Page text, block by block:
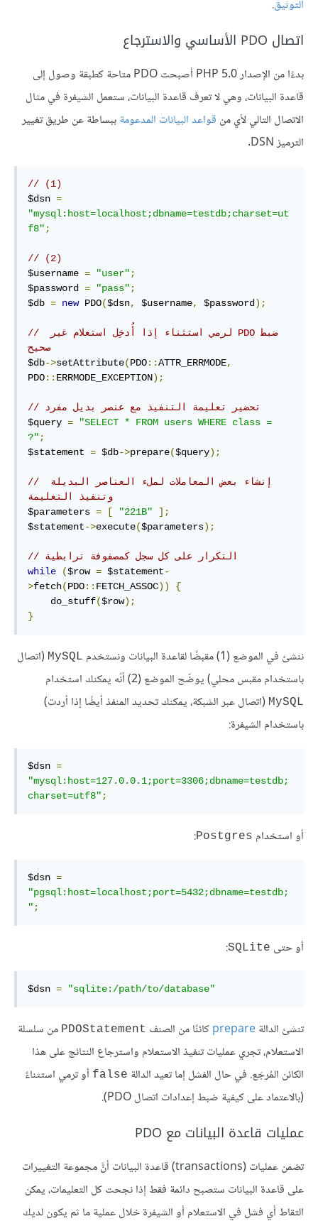
التوثيق.
اتصال PDO الأساسي والاسترجاع
بدءًا من الإصدار PHP 5.0 أصبحت PDO متاحة كطبقة وصول إلى
قاعدة البيانات، وهي لا تعرف قاعدة البيانات، ستعمل الشيفرة في مثال
الاتصال التالي لأي من قواعد البيانات المدعومةببساطة عن طريق تغيير
الترميز DSN.
// (1)
$dsn =
"mysql:host=localhost;dbname=testdb;charset=ut
f8";
// (2)
$username = "user";
$password = "pass";
$db = new PDO($dsn, $username, $password);
// ‫ضبط PDO لرمي استثناء إذا أُدخِل استعلام غير
صحيح
$db->setAttribute(PDO::ATTR_ERRMODE,
PDO:: ERRMODE_EXCEPTION);
// تحضير تعليمة التنفيذ مع عنصر بديل مفرد
$query =
"SELECT * FROM users WHERE class =
?";
$statement = $db->prepare($query);
// إنشاء بعض المعاملات لملء العناصر البديلة
وتنفيذ التعليمة
$parameters = [ "221B"
];
$statement->execute($parameters);
// التكرار على كل سجل كمصفوفة ترابطية
while
($row = $statement-
>fetch(PDO:: FETCH_ASSOC))
{
    do_stuff
($row);
}
ننشئ في الموضع (1) مقبضًا لقاعدة البيانات ونستخدم MySQL (اتصال
باستخدام مقبس محلي) يوضّح الموضع (2) أنّه يمكنك استخدام
MySQL (اتصال عبر الشبكة، يمكنك تحديد المنفذ أيضًا إذا أردت)
باستخدام الشيفرة:
$dsn =
"mysql:host=127.0.0.1;port=3306;dbname=testdb;
charset=utf8";
أو استخدام Postgres
:
$dsn =
"pgsql:host=localhost;port=5432;dbname=testdb;
";
أو حتى SQLite
:
$dsn = "sqlite:/path/to/database"
تنشئ الدالةprepareكائنًا من الصنف PDOStatement من سلسلة
الاستعلام، تجري عمليات تنفيذ الاستعلام واسترجاع النتائج على هذا
الكائن المُرجَع. في حال الفشل إما تعيد الدالة false أو ترمي استثناءً
(بالاعتماد على كيفية ضبط إعدادات اتصال PDO).
عمليات قاعدة البيانات مع PDO
تضمن عمليات (transactions) قاعدة البيانات أنَّ مجموعة التغييرات
على قاعدة البيانات ستصبح دائمة فقط إذا نجحت كل التعليمات، يمكن
التقاط أي فشل في الاستعلام أو الشيفرة خلال عملية ما ثم يكون لديك